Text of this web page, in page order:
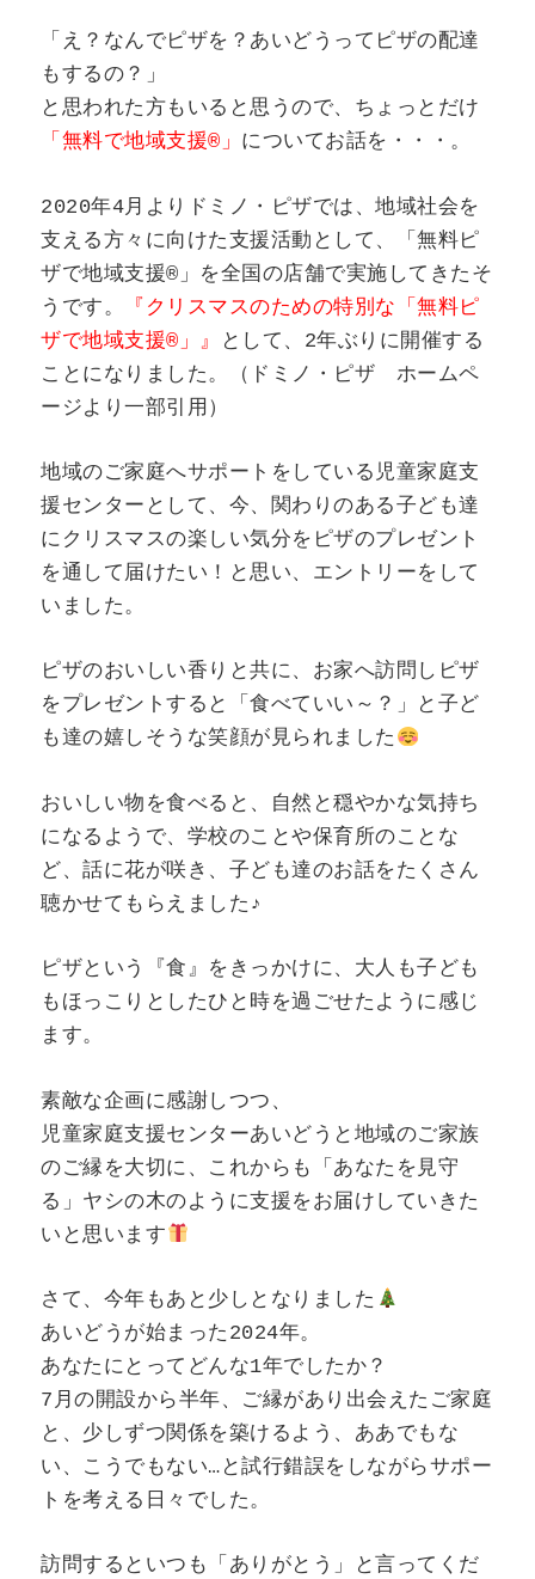
「え？なんでピザを？あいどうってピザの配達
もするの？」
と思われた方もいると思うので、ちょっとだけ
「無料で地域支援®」 についてお話を・・・。
2020年4月よりドミノ・ピザでは、地域社会を
支える方々に向けた支援活動として、「無料ピ
ザで地域支援®」を全国の店舗で実施してきたそ
うです。
『クリスマスのための特別な「無料ピ
ザで地域支援®」』
として、2年ぶりに開催する
ことになりました。（ドミノ・ピザ ホームペ
ージより一部引用）
地域のご家庭へサポートをしている児童家庭支
援センターとして、今、関わりのある子ども達
にクリスマスの楽しい気分をピザのプレゼント
を通して届けたい！と思い、エントリーをして
いました。
ピザのおいしい香りと共に、お家へ訪問しピザ
をプレゼントすると「食べていい～？」と子ど
も達の嬉しそうな笑顔が見られました
おいしい物を食べると、自然と穏やかな気持ち
になるようで、学校のことや保育所のことな
ど、話に花が咲き、子ども達のお話をたくさん
聴かせてもらえました♪
ピザという『食』をきっかけに、大人も子ども
もほっこりとしたひと時を過ごせたように感じ
ます。
素敵な企画に感謝しつつ、
児童家庭支援センターあいどうと地域のご家族
のご縁を大切に、これからも「あなたを見守
る」ヤシの木のように支援をお届けしていきた
いと思います
さて、今年もあと少しとなりました
あいどうが始まった2024年。
あなたにとってどんな1年でしたか？
7月の開設から半年、ご縁があり出会えたご家庭
と、少しずつ関係を築けるよう、ああでもな
い、こうでもない…と試行錯誤をしながらサポー
トを考える日々でした。
訪問するといつも「ありがとう」と言ってくだ